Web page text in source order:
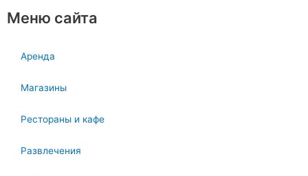
Меню сайта
Аренда
Магазины
Рестораны и кафе
Развлечения